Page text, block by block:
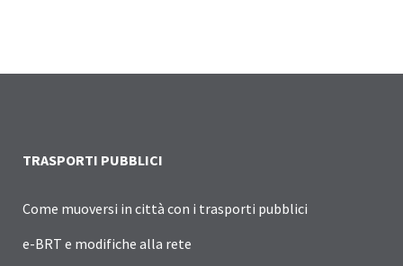
TRASPORTI PUBBLICI
Come muoversi in città con i trasporti pubblici
e-BRT e modifiche alla rete